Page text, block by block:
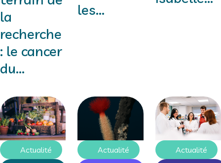
la
recherche
: le cancer
du...
les...
Actualité
Actualité
Actualité